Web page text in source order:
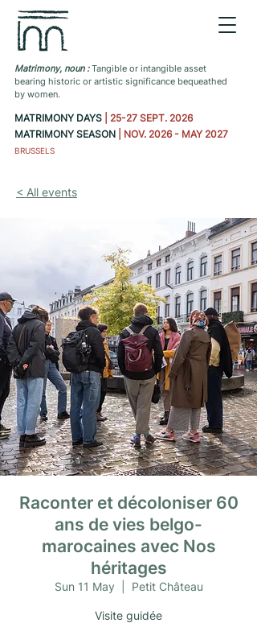
Matrimony, noun :Tangible or intangible asset
bearing historic or artistic significance bequeathed
by women.
MATRIMONY DAYS | 25-27 SEPT. 2026
MATRIMONY SEASON | NOV. 2026 - MAY 2027
BRUSSELS
< All events
Raconter et décoloniser 60
ans de vies belgo-
marocaines avec Nos
héritages
Sun 11 May Petit Château
Visite guidée